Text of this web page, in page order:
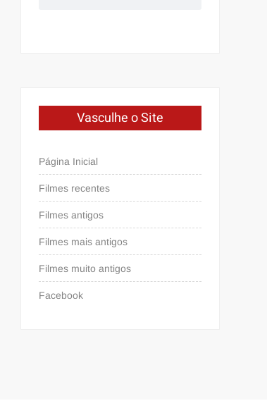
Vasculhe o Site
Página Inicial
Filmes recentes
Filmes antigos
Filmes mais antigos
Filmes muito antigos
Facebook